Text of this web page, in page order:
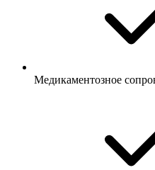
Медикаментозное